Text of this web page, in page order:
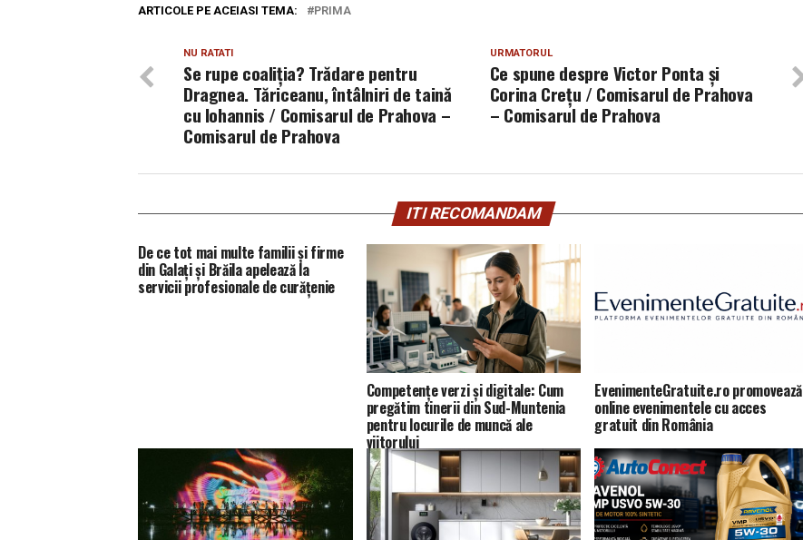
ARTICOLE PE ACEIASI TEMA: PRIMA
URMATORUL
Ce spune despre Victor Ponta și
Corina Crețu / Comisarul de Prahova
– Comisarul de Prahova
NU RATATI
Se rupe coaliția? Trădare pentru
Dragnea. Tăriceanu, întâlniri de taină
cu Iohannis / Comisarul de Prahova –
Comisarul de Prahova
ITI RECOMANDAM
De ce tot mai multe familii și firme
din Galați și Brăila apelează la
servicii profesionale de curățenie
Competențe verzi și digitale: Cum
pregătim tinerii din Sud-Muntenia
pentru locurile de muncă ale
viitorului
EvenimenteGratuite.ro promovează
online evenimentele cu acces
gratuit din România